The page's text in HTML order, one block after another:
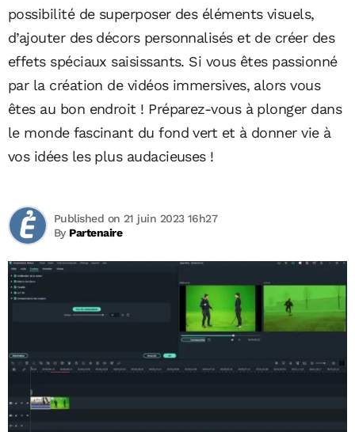
possibilité de superposer des éléments visuels,
d’ajouter des décors personnalisés et de créer des
effets spéciaux saisissants. Si vous êtes passionné
par la création de vidéos immersives, alors vous
êtes au bon endroit ! Préparez-vous à plonger dans
le monde fascinant du fond vert et à donner vie à
vos idées les plus audacieuses !
By Partenaire
Published on 21 juin 2023 16h27